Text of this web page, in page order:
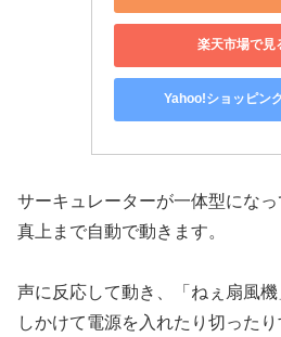
楽天市場で見
Yahoo!ショッピン
サーキュレーターが一体型にな
真上まで自動で動きます。
声に反応して動き、「ねぇ扇風
しかけて電源を入れたり切った